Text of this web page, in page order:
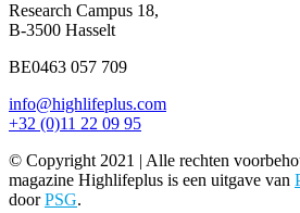
Research Campus 18,
B-3500 Hasselt
BE0463 057 709
info@highlifeplus.com
+32 (0)11 22 09 95
© Copyright 2021 | Alle rechten
magazine Highlifeplus is een uitgave van
doorPSG.